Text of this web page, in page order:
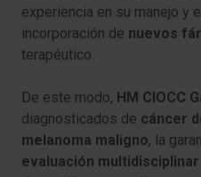
experiencia en su manejo y
incorporación de nuevos
terapéutico.
De este modo, HM CIOCC
diagnosticados de cáncer
melanoma maligno, la
evaluación multidisciplinar